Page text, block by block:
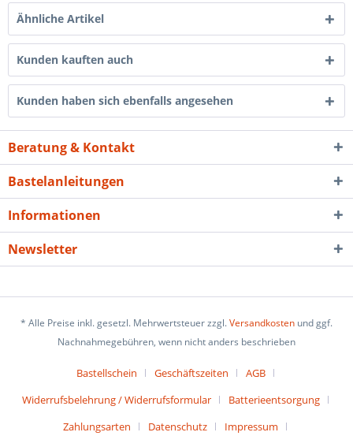
Ähnliche Artikel
Kunden kauften auch
Kunden haben sich ebenfalls angesehen
Beratung & Kontakt
Bastelanleitungen
Informationen
Newsletter
* Alle Preise inkl. gesetzl. Mehrwertsteuer zzgl.Versandkosten und ggf.
Nachnahmegebühren, wenn nicht anders beschrieben
Bastellschein Geschäftszeiten
AGB
Widerrufsbelehrung / Widerrufsformular
Batterieentsorgung
Zahlungsarten
Datenschutz
Impressum